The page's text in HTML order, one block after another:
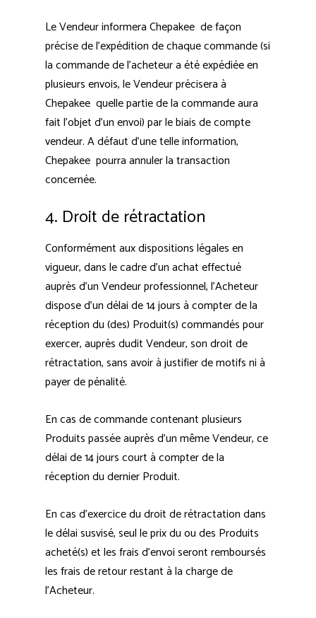
Le Vendeur informera Chepakee de façon
précise de l’expédition de chaque commande (si
la commande de l’acheteur a été expédiée en
plusieurs envois, le Vendeur précisera à
Chepakee quelle partie de la commande aura
fait l’objet d’un envoi) par le biais de compte
vendeur. A défaut d’une telle information,
Chepakee pourra annuler la transaction
concernée.
4. Droit de rétractation
Conformément aux dispositions légales en
vigueur, dans le cadre d’un achat effectué
auprès d’un Vendeur professionnel, l’Acheteur
dispose d’un délai de 14 jours à compter de la
réception du (des) Produit(s) commandés pour
exercer, auprès dudit Vendeur, son droit de
rétractation, sans avoir à justifier de motifs ni à
payer de pénalité.
En cas de commande contenant plusieurs
Produits passée auprès d’un même Vendeur, ce
délai de 14 jours court à compter de la
réception du dernier Produit.
En cas d’exercice du droit de rétractation dans
le délai susvisé, seul le prix du ou des Produits
acheté(s) et les frais d’envoi seront remboursés
les frais de retour restant à la charge de
l’Acheteur.